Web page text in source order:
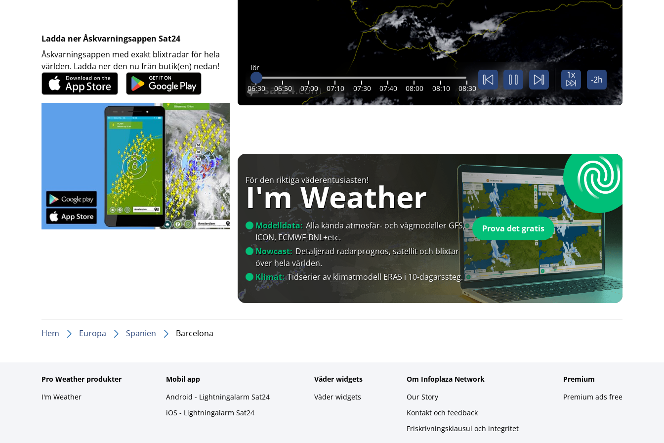
Ladda ner Åskvarningsappen Sat24
Åskvarningsappen med exakt blixtradar för hela
världen. Ladda ner den nu från butik(en) nedan!
lör
06:30 06:50 07:00 07:10 07:30 07:40 08:00 08:10 08:30
1x -2h
För den riktiga väderentusiasten!
I'm Weather
Modelldata: Alla kända atmosfär- och vågmodeller GFS,
ICON, ECMWF-BNL+etc.
Nowcast: Detaljerad radarprognos, satellit och blixtar
över hela världen.
Klimat: Tidserier av klimatmodell ERA5 i 10-dagarssteg.
Prova det gratis
Hem Europa Spanien Barcelona
Pro Weather produkter
I'm Weather
Mobil app
Android - Lightningalarm Sat24
iOS - Lightningalarm Sat24
Väder widgets
Väder widgets
Om Infoplaza Network
Our Story
Kontakt och feedback
Friskrivningsklausul och integritet
Premium
Premium ads free